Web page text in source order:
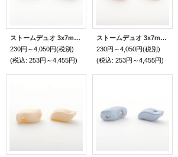
ストームデュオ 3x7mm ジンクアイリス（約30/600個）
230円～4,050円(税別)
(税込: 253円～4,455円)
ストームデュオ 3x7mm アズテック ゴールド（約30/600個）Bead Art 35号 作品 使用ビーズ
230円～4,050円(税別)
(税込: 253円～4,455円)